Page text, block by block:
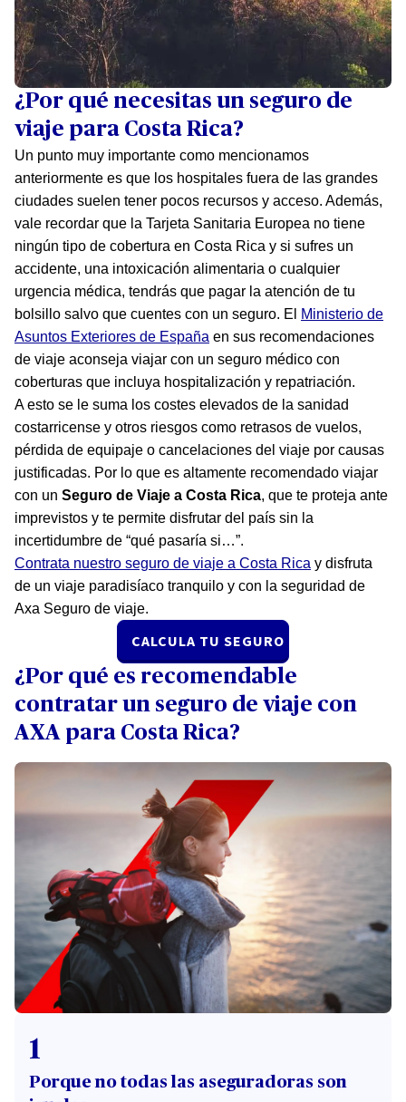
¿Por qué necesitas un seguro de
viaje para Costa Rica?
Un punto muy importante como mencionamos
anteriormente es que los hospitales fuera de las grandes
ciudades suelen tener pocos recursos y acceso. Además,
vale recordar que la Tarjeta Sanitaria Europea no tiene
ningún tipo de cobertura en Costa Rica y si sufres un
accidente, una intoxicación alimentaria o cualquier
urgencia médica, tendrás que pagar la atención de tu
bolsillo salvo que cuentes con un seguro. El
Ministerio de
Asuntos Exteriores de España en sus recomendaciones
de viaje aconseja viajar con un seguro médico con
coberturas que incluya hospitalización y repatriación.
A esto se le suma los costes elevados de la sanidad
costarricense y otros riesgos como retrasos de vuelos,
pérdida de equipaje o cancelaciones del viaje por causas
justificadas. Por lo que es altamente recomendado viajar
con un Seguro de Viaje a Costa Rica, que te proteja ante
imprevistos y te permite disfrutar del país sin la
incertidumbre de “qué pasaría si…”.
Contrata nuestro seguro de viaje a Costa Rica y disfruta
de un viaje paradisíaco tranquilo y con la seguridad de
Axa Seguro de viaje.
CALCULA TU SEGURO
¿Por qué es recomendable
contratar un seguro de viaje con
AXA para Costa Rica?
1
Porque no todas las aseguradoras son